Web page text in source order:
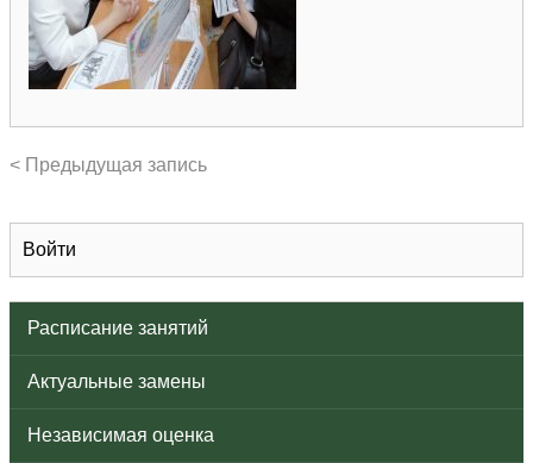
Войти
Расписание занятий
Актуальные замены
Независимая оценка
< Предыдущая запись